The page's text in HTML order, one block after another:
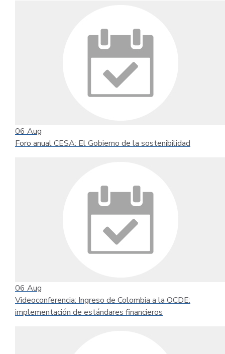
06 Aug
Foro anual CESA: El Gobierno de la sostenibilidad
06 Aug
Videoconferencia: Ingreso de Colombia a la OCDE:
implementación de estándares financieros